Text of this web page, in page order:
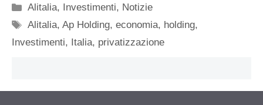
Categorie
Alitalia, Investimenti, Notizie
Tag
Alitalia,Ap Holding,economia, holding,
Investimenti, Italia, privatizzazione